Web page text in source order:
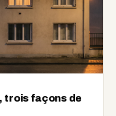
trois façons de